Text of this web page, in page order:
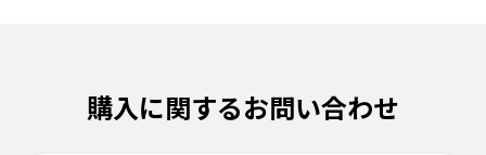
購入に関するお問い合わせ